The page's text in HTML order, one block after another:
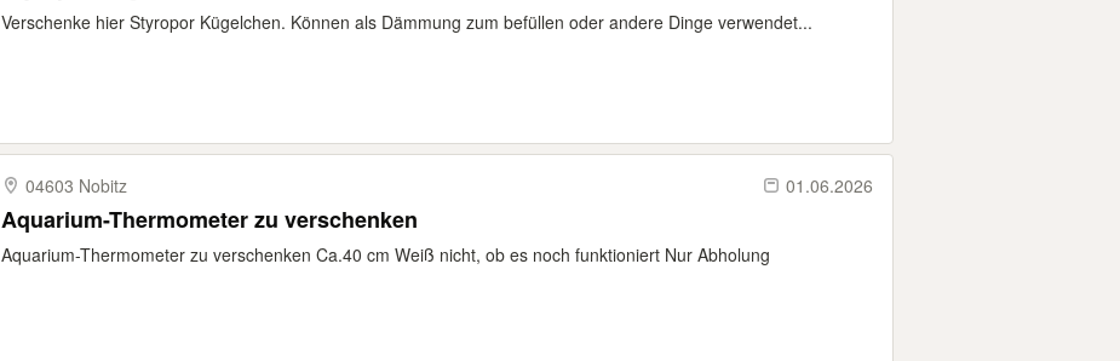
Verschenke hier Styropor Kügelchen. Können als Dämmung zum befüllen oder andere Dinge verwendet...
04603 Nobitz 01.06.2026
Aquarium-Thermometer zu verschenken
Aquarium-Thermometer zu verschenken Ca.40 cm Weiß nicht, ob es noch funktioniert Nur Abholung